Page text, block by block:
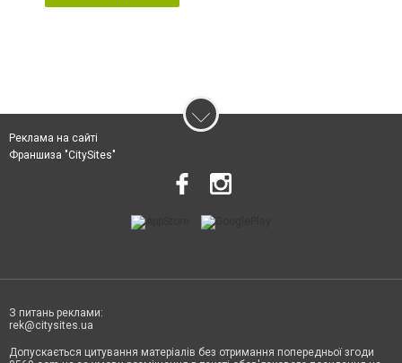
Реклама на сайті
Франшиза "CitySites"
З питань реклами:
rek@citysites.ua
Допускається цитування матеріалів без отримання попередньої згоди